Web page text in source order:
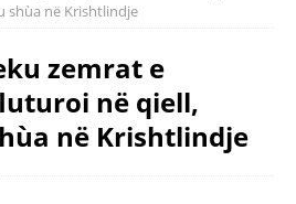
shùa në Krishtlindje
zemrat e
në qiell,
në Krishtlindje